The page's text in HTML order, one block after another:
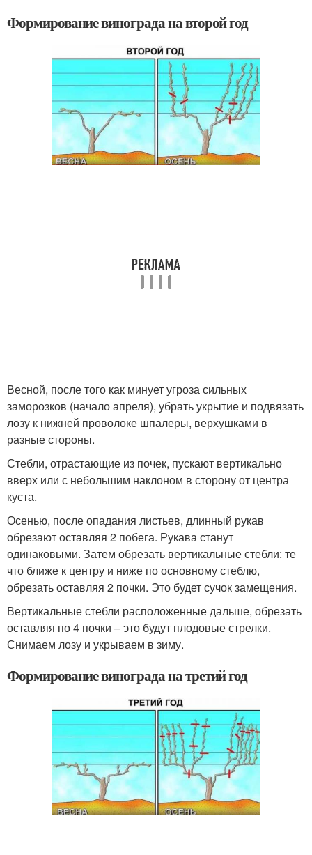
Формирование винограда на второй год
Весной, после того как минует угроза сильных
заморозков (начало апреля), убрать укрытие и подвязать
лозу к нижней проволоке шпалеры, верхушками в
разные стороны.
Стебли, отрастающие из почек, пускают вертикально
вверх или с небольшим наклоном в сторону от центра
куста.
Осенью, после опадания листьев, длинный рукав
обрезают оставляя 2 побега. Рукава станут
одинаковыми. Затем обрезать вертикальные стебли: те
что ближе к центру и ниже по основному стеблю,
обрезать оставляя 2 почки. Это будет сучок замещения.
Вертикальные стебли расположенные дальше, обрезать
оставляя по 4 почки – это будут плодовые стрелки.
Снимаем лозу и укрываем в зиму.
Формирование винограда на третий год